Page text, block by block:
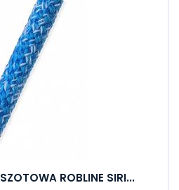
ROBLINE SIRI...